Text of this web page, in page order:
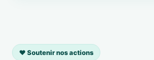
❤️ Soutenir nos actions